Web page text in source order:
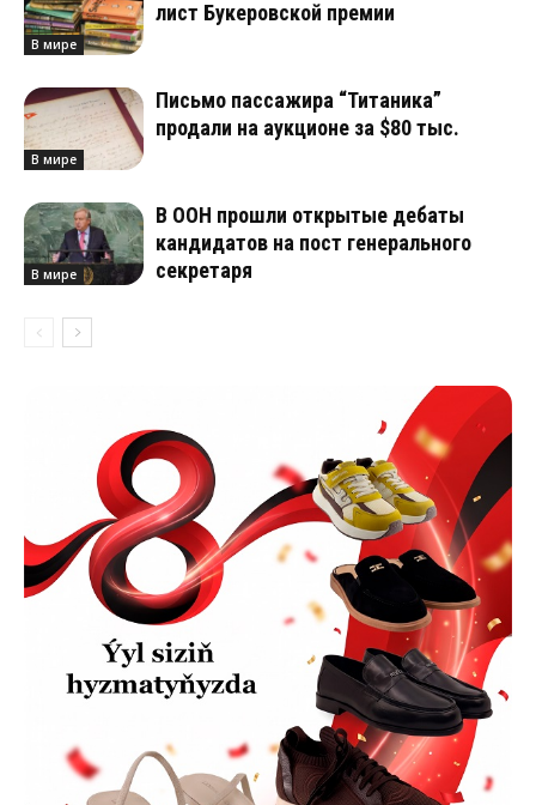
В мире
лист Букеровской премии
В мире
Письмо пассажира “Титаника”
продали на аукционе за $80 тыс.
В мире
В ООН прошли открытые дебаты
кандидатов на пост генерального
секретаря